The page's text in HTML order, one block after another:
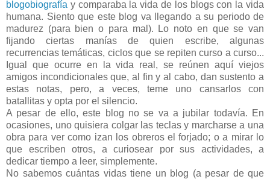
blogobiografía y comparaba la vida de los blogs con la vida
humana. Siento que este blog va llegando a su periodo de
madurez (para bien o para mal). Lo noto en que se van
fijando ciertas manías de quien escribe, algunas
recurrencias temáticas, ciclos que se repiten curso a curso...
Igual que ocurre en la vida real, se reúnen aquí viejos
amigos incondicionales que, al fin y al cabo, dan sustento a
estas notas, pero, a veces, teme uno cansarlos con
batallitas y opta por el silencio.
A pesar de ello, este blog no se va a jubilar todavía. En
ocasiones, uno quisiera colgar las teclas y marcharse a una
obra para ver como izan los obreros el forjado; o a mirar lo
que escriben otros, a curiosear por sus actividades, a
dedicar tiempo a leer, simplemente.
No sabemos cuántas vidas tiene un blog (a pesar de que